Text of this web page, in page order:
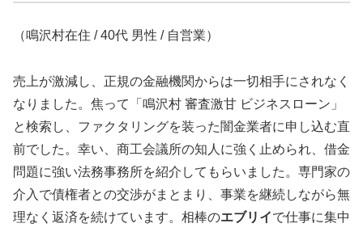
（鳴沢村在住 / 40代 男性 / 自営業）
売上が激減し、正規の金融機関からは一切相手にされなく
なりました。焦って「鳴沢村 審査激甘 ビジネスローン」
と検索し、ファクタリングを装った闇金業者に申し込む直
前でした。幸い、商工会議所の知人に強く止められ、借金
問題に強い法務事務所を紹介してもらいました。専門家の
介入で債権者との交渉がまとまり、事業を継続しながら無
理なく返済を続けています。相棒のエブリイで仕事に集中